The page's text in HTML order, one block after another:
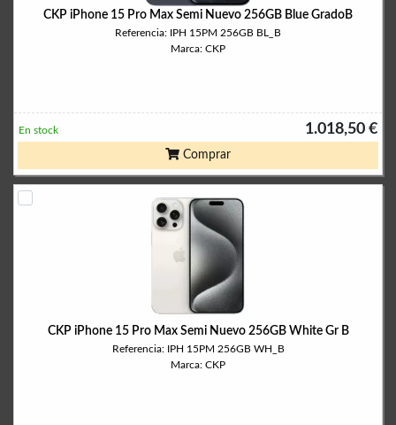
CKP iPhone 15 Pro Max Semi Nuevo 256GB Blue GradoB
Referencia: IPH 15PM 256GB BL_B
Marca: CKP
1.018,50 €
En stock
Comprar
CKP iPhone 15 Pro Max Semi Nuevo 256GB White Gr B
Referencia: IPH 15PM 256GB WH_B
Marca: CKP